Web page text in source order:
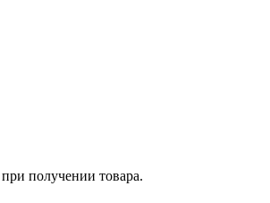
получении товара.